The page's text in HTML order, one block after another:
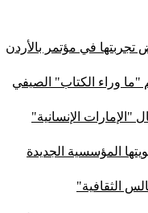
في مؤتمر بالأردن
"ما وراء الكتاب" الصيفي
المؤسسية الجديدة
الثقافية"